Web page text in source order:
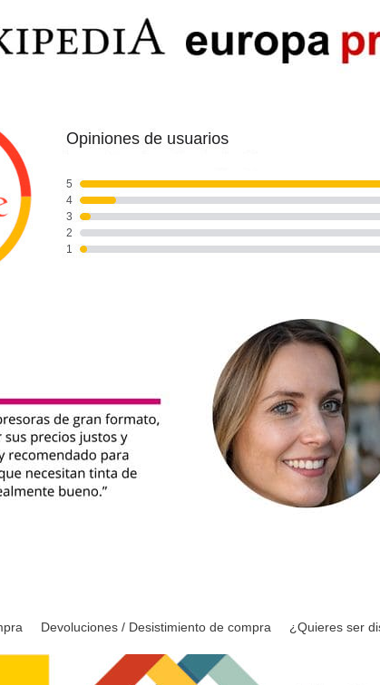
Devoluciones / Desistimiento de compra ¿Quieres ser